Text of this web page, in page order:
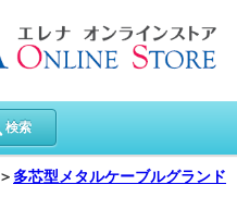
検索
＞ 多芯型メタルケーブルグランド